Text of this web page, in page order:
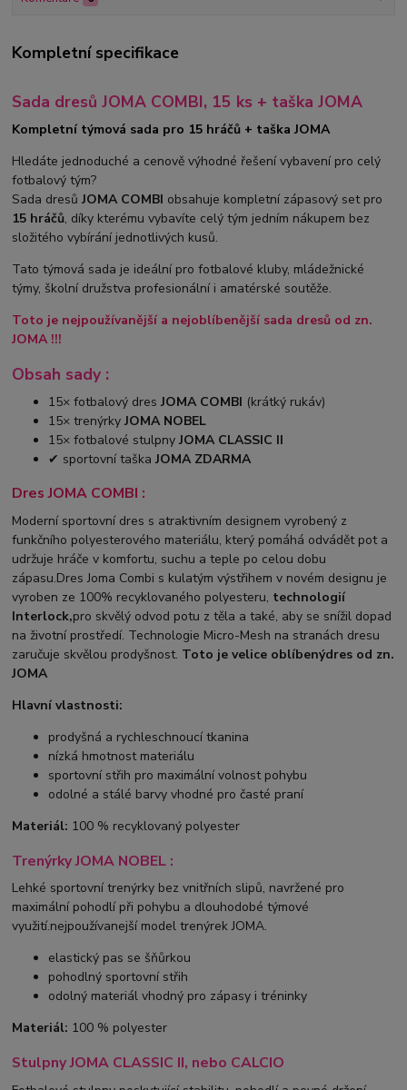
Kompletní specifikace
Sada dresů JOMA COMBI, 15 ks + taška JOMA
Kompletní týmová sada pro 15 hráčů + taška JOMA
Hledáte jednoduché a cenově výhodné řešení vybavení pro celý
fotbalový tým?
Sada dresůJOMA COMBI obsahuje kompletní zápasový set pro
15 hráčů, díky kterému vybavíte celý tým jedním nákupem bez
složitého vybírání jednotlivých kusů.
Tato týmová sada je ideální pro fotbalové kluby, mládežnické
týmy, školní družstva profesionální i amatérské soutěže.
Toto je nejpoužívanější a nejoblíbenější sada dresů od zn.
JOMA !!!
Obsah sady :
15× fotbalový dresJOMA COMBI (krátký rukáv)
15× trenýrkyJOMA NOBEL
15× fotbalové stulpnyJOMA CLASSIC II
✔ sportovní taškaJOMA ZDARMA
Dres JOMA COMBI :
Moderní sportovní dres s atraktivním designem vyrobený z
funkčního polyesterového materiálu, který pomáhá odvádět pot a
udržuje hráče v komfortu, suchu a teple po celou dobu
zápasu.Dres Joma Combi s kulatým výstřihem v novém designu je
vyroben ze 100% recyklovaného polyesteru, technologií
Interlock,pro skvělý odvod potu z těla a také, aby se snížil dopad
na životní prostředí. Technologie Micro-Mesh na stranách dresu
zaručuje skvělou prodyšnost. Toto je velice oblíbenýdres od zn.
JOMA
Hlavní vlastnosti:
prodyšná a rychleschnoucí tkanina
nízká hmotnost materiálu
sportovní střih pro maximální volnost pohybu
odolné a stálé barvy vhodné pro časté praní
Materiál: 100 % recyklovaný polyester
Trenýrky JOMA NOBEL :
Lehké sportovní trenýrky bez vnitřních slipů, navržené pro
maximální pohodlí při pohybu a dlouhodobé týmové
využití.nejpoužívanejší model trenýrek JOMA.
elastický pas se šňůrkou
pohodlný sportovní střih
odolný materiál vhodný pro zápasy i tréninky
Materiál: 100 % polyester
Stulpny JOMA CLASSIC II, nebo CALCIO